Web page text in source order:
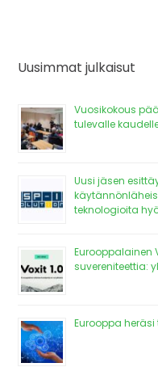
Uusimmat julkaisut
Vuosikokous
tulevalle
Uusi jäsen
teknologioita
suvereniteettia:
Eurooppa